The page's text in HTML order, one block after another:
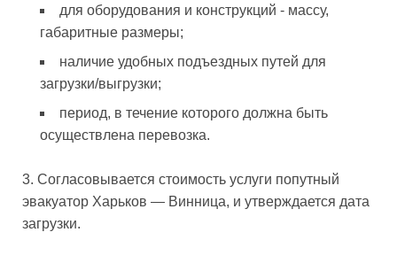
для оборудования и конструкций - массу,
габаритные размеры;
наличие удобных подъездных путей для
загрузки/выгрузки;
период, в течение которого должна быть
осуществлена перевозка.
Согласовывается стоимость услуги попутный
эвакуатор Харьков — Винница, и утверждается дата
загрузки.